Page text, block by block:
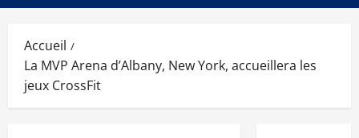
Accueil
La MVP Arena d’Albany, New York, accueillera les
jeux CrossFit